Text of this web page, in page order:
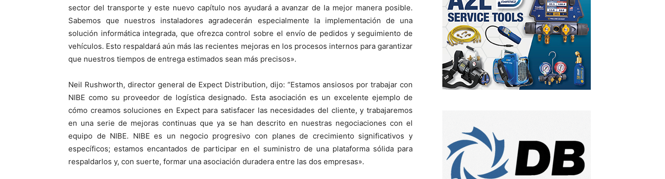
sector del transporte y este nuevo capítulo nos ayudará a avanzar de la mejor manera posible.
Sabemos que nuestros instaladores agradecerán especialmente la implementación de una
solución informática integrada, que ofrezca control sobre el envío de pedidos y seguimiento de
vehículos. Esto respaldará aún más las recientes mejoras en los procesos internos para garantizar
que nuestros tiempos de entrega estimados sean más precisos».
Neil Rushworth, director general de Expect Distribution, dijo: “Estamos ansiosos por trabajar con
NIBE como su proveedor de logística designado. Esta asociación es un excelente ejemplo de
cómo creamos soluciones en Expect para satisfacer las necesidades del cliente, y trabajaremos
en una serie de mejoras continuas que ya se han descrito en nuestras negociaciones con el
equipo de NIBE. NIBE es un negocio progresivo con planes de crecimiento significativos y
específicos; estamos encantados de participar en el suministro de una plataforma sólida para
respaldarlos y, con suerte, formar una asociación duradera entre las dos empresas».